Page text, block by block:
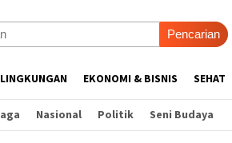
Pencarian
LINGKUNGAN EKONOMI & BISNIS SEHAT
Nasional Politik Seni Budaya